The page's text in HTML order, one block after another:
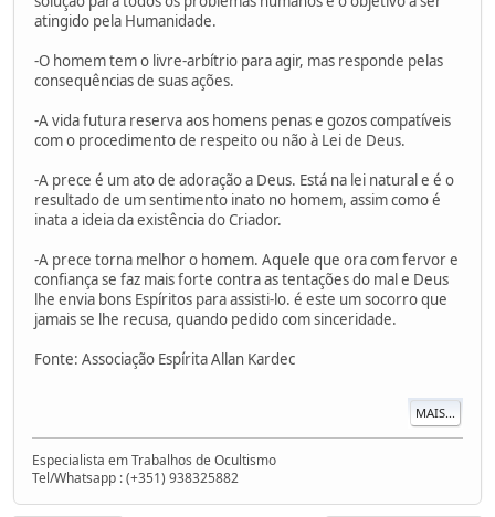
atingido pela Humanidade.
-O homem tem o livre-arbítrio para agir, mas responde pelas
consequências de suas ações.
-A vida futura reserva aos homens penas e gozos compatíveis
com o procedimento de respeito ou não à Lei de Deus.
-A prece é um ato de adoração a Deus. Está na lei natural e é o
resultado de um sentimento inato no homem, assim como é
inata a ideia da existência do Criador.
-A prece torna melhor o homem. Aquele que ora com fervor e
confiança se faz mais forte contra as tentações do mal e Deus
lhe envia bons Espíritos para assisti-lo. é este um socorro que
jamais se lhe recusa, quando pedido com sinceridade.
Fonte: Associação Espírita Allan Kardec
MAIS...
Especialista em Trabalhos de Ocultismo
Tel/Whatsapp : (+351) 938325882